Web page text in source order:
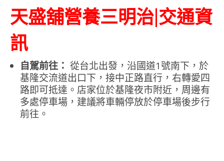
天盛舖營養三明治|交通資
訊
自駕前往： 從台北出發，沿國道1號南下，於
基隆交流道出口下，接中正路直行，右轉愛四
路即可抵達。店家位於基隆夜市附近，周邊有
多處停車場，建議將車輛停放於停車場後步行
前往。